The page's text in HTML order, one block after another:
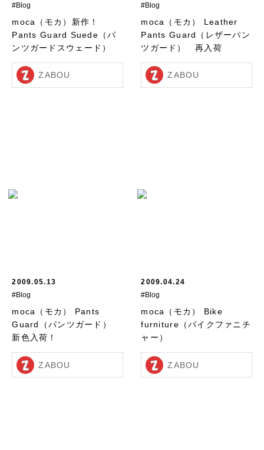
#Blog
moca（モカ）新作！
Pants Guard Suede（パ
ンツガードスウェード）
ZABOU
#Blog
moca（モカ） Leather
Pants Guard（レザーパン
ツガード） 再入荷
ZABOU
2009.05.13
#Blog
moca（モカ） Pants
Guard（パンツガード）
新色入荷！
ZABOU
2009.04.24
#Blog
moca（モカ） Bike
furniture（バイクファニチ
ャー）
ZABOU